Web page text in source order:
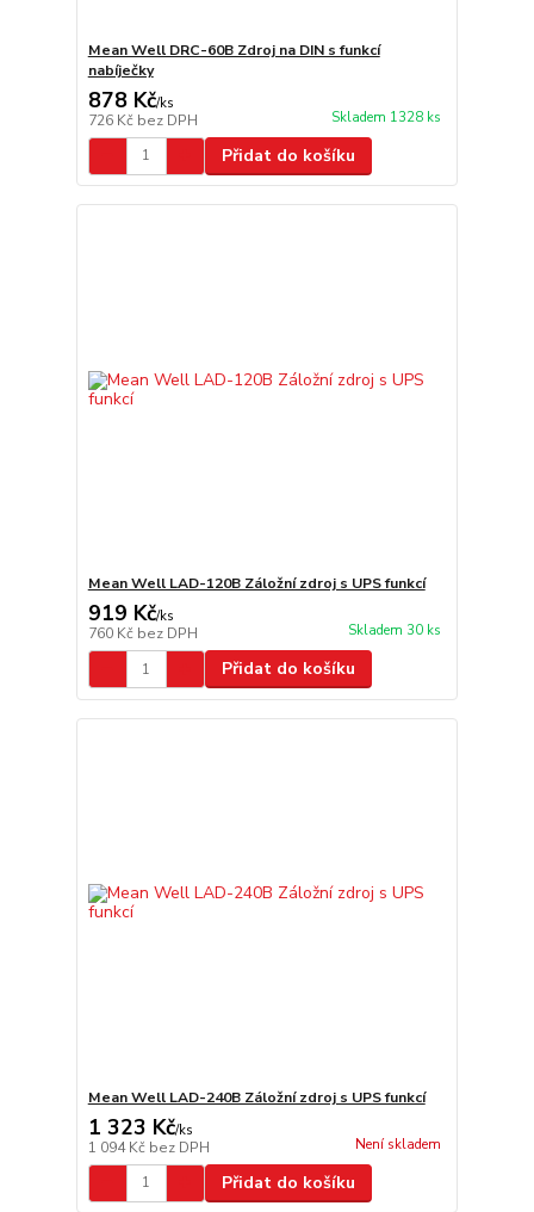
Mean Well DRC-60B Zdroj na DIN s funkcí
nabíječky
878 Kč/ks
726 Kč bez DPH Skladem 1328 ks
Přidat do košíku
Mean Well LAD-120B Záložní zdroj s UPS funkcí
919 Kč/ks
760 Kč bez DPH Skladem 30 ks
Přidat do košíku
Mean Well LAD-240B Záložní zdroj s UPS funkcí
1 323 Kč/ks
1 094 Kč bez DPH Není skladem
Přidat do košíku